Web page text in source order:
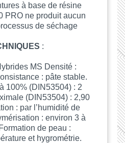
à base de résine
PRO ne produit aucun
de séchage
:
MS Densité :
: pâte stable.
100% (DIN53504) : 2
(DIN53504) : 2,90
: par l’humidité de
: environ 3 à
de peau :
et hygrométrie.